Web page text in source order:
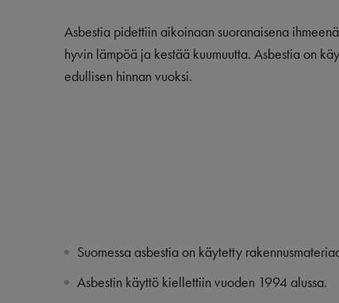
Asbestia pidettiin aikoinaan suoranaisena
hyvin lämpöä ja kestää kuumuutta. Asbestia on
edullisen hinnan vuoksi.
Suomessa asbestia on käytetty
Asbestin käyttö kiellettiin vuoden 1994 alussa.